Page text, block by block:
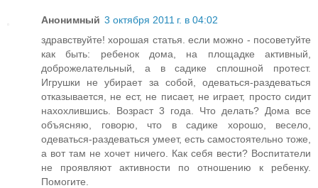
Анонимный 3 октября 2011 г. в 04:02
здравствуйте! хорошая статья. если можно - посоветуйте
как быть: ребенок дома, на площадке активный,
доброжелательный, а в садике сплошной протест.
Игрушки не убирает за собой, одеваться-раздеваться
отказывается, не ест, не писает, не играет, просто сидит
нахохлившись. Возраст 3 года. Что делать? Дома все
объясняю, говорю, что в садике хорошо, весело,
одеваться-раздеваться умеет, есть самостоятельно тоже,
а вот там не хочет ничего. Как себя вести? Воспитатели
не проявляют активности по отношению к ребенку.
Помогите.